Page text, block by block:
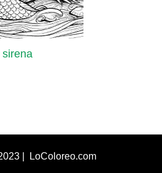
sirena
| LoColoreo.com